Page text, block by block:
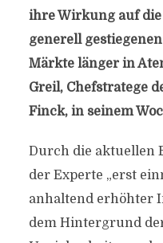
ihre Wirkung auf
generell
Märkte länger in
Greil, Chefstratege
Finck, in seinem
Durch die aktuellen
der Experte „erst
anhaltend erhöhter
dem Hintergrund